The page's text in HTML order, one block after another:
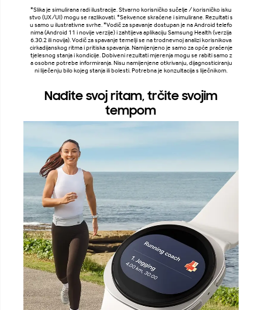
*Slika je simulirana radi ilustracije. Stvarno korisničko sučelje / korisničko isku
stvo (UX/UI) mogu se razlikovati. *Sekvence skraćene i simulirane. Rezultati s
u samo u ilustrativne svrhe. *Vodič za spavanje dostupan je na Android telefo
nima (Android 11 i novije verzije) i zahtijeva aplikaciju Samsung Health (verzija
6.30.2 ili novija). Vodič za spavanje temelji se na trodnevnoj analizi korisnikova
cirkadijanskog ritma i pritiska spavanja. Namijenjeno je samo za opće praćenje
tjelesnog stanja i kondicije. Dobiveni rezultati mjerenja mogu se rabiti samo z
a osobne potrebe informiranja. Nisu namijenjene otkrivanju, dijagnosticiranju
ni liječenju bilo kojeg stanja ili bolesti. Potrebna je konzultacija s liječnikom.
Nađite svoj ritam, trčite svojim
tempom